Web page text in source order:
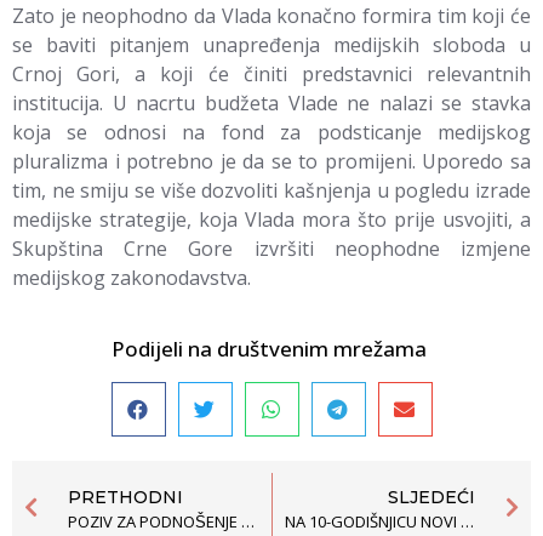
Zato je neophodno da Vlada konačno formira tim koji će
se baviti pitanjem unapređenja medijskih sloboda u
Crnoj Gori, a koji će činiti predstavnici relevantnih
institucija. U nacrtu budžeta Vlade ne nalazi se stavka
koja se odnosi na fond za podsticanje medijskog
pluralizma i potrebno je da se to promijeni. Uporedo sa
tim, ne smiju se više dozvoliti kašnjenja u pogledu izrade
medijske strategije, koja Vlada mora što prije usvojiti, a
Skupština Crne Gore izvršiti neophodne izmjene
medijskog zakonodavstva.
Podijeli na društvenim mrežama
PRETHODNI
POZIV ZA PODNOŠENJE PRIJEDLOGA PROJEKATA ZA DODJELU NACIONALNIH GRANTOVA KOJI SE ODNOSE NA SPREČAVANJE KRIJUMČARENJA MIGRANATA I/ILI ZAŠTITE KRIJUMČARENIH MIGRANATA
SLJEDEĆI
NA 10-GODIŠNJICU NOVI SAVJET GRAĐANSKE ALIJANSE